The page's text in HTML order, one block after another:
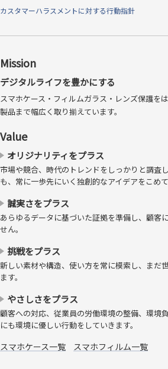
※本製品は自社基準にて10H鉛筆での硬度テストを
仕様
ガラスを貼り付ける時の接着シリコン層に
しまった時にも粉々に飛び散ることを防ぎま
指紋が拭き取りやすい
カスタマーハラスメントに対する行動指針
Mission
デジタルライフを豊かにする
スマホケース・フィルムガラス・レンズ保護を
製品まで幅広く取り揃えています。
Value
オリジナリティをプラス
市場や競合、時代のトレンドをしっかりと調査
も、常に一歩先にいく独創的なアイデアをこめて
誠実さをプラス
あらゆるデータに基づいた証拠を準備し、顧客
せん。
挑戦をプラス
新しい素材や構造、使い方を常に模索し、まだ
ます。
やさしさをプラス
顧客への対応、従業員の労働環境の整備、環境
にも環境に優しい行動をしていきます。
スマホケース一覧 スマホフィルム一覧